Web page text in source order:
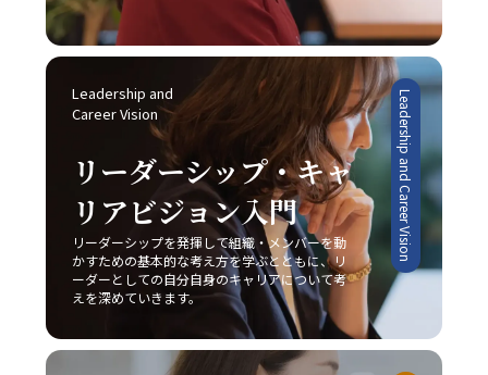
Leadership and
Career Vision
リーダーシップ・キャ
リアビジョン入門
リーダーシップを発揮して組織・メンバーを動
かすための基本的な考え方を学ぶとともに、リ
ーダーとしての自分自身のキャリアについて考
えを深めていきます。
Leadership and Career Vision